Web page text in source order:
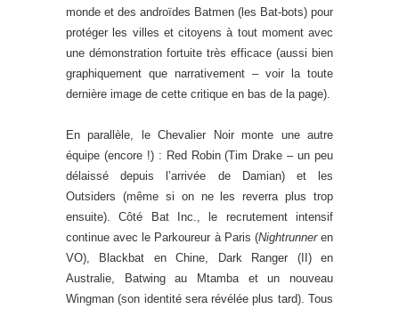
monde et des androïdes Batmen (les Bat-bots) pour
protéger les villes et citoyens à tout moment avec
une démonstration fortuite très efficace (aussi bien
graphiquement que narrativement – voir la toute
dernière image de cette critique en bas de la page).
En parallèle, le Chevalier Noir monte une autre
équipe (encore !) : Red Robin (Tim Drake – un peu
délaissé depuis l’arrivée de Damian) et les
Outsiders (même si on ne les reverra plus trop
ensuite). Côté Bat Inc., le recrutement intensif
continue avec le Parkoureur à Paris (Nightrunneren
VO), Blackbat en Chine, Dark Ranger (II) en
Australie, Batwing au Mtamba et un nouveau
Wingman (son identité sera révélée plus tard). Tous